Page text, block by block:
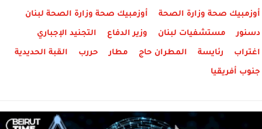
أوزمبيك صحة وزارة الصحة أوزمبيك صحة وزارة الصحة لبنان
دسنور مستشفيات لبنان وزير الدفاع التجنيد الإجباري
اغتراب رئايسة المطران حاج مطار حررب القبة الحديدية
جنوب أفريقيا